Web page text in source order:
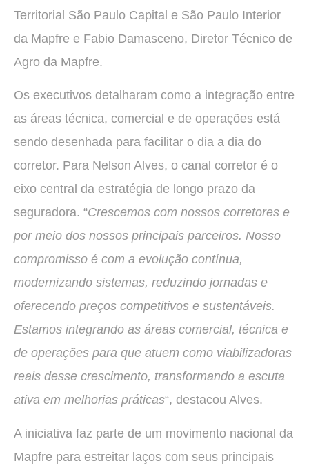
Territorial São Paulo Capital e São Paulo Interior
da Mapfre e Fabio Damasceno, Diretor Técnico de
Agro da Mapfre.
Os executivos detalharam como a integração entre
as áreas técnica, comercial e de operações está
sendo desenhada para facilitar o dia a dia do
corretor. Para Nelson Alves, o canal corretor é o
eixo central da estratégia de longo prazo da
seguradora. “Crescemos com nossos corretores e
por meio dos nossos principais parceiros. Nosso
compromisso é com a evolução contínua,
modernizando sistemas, reduzindo jornadas e
oferecendo preços competitivos e sustentáveis.
Estamos integrando as áreas comercial, técnica e
de operações para que atuem como viabilizadoras
reais desse crescimento, transformando a escuta
ativa em melhorias práticas“, destacou Alves.
A iniciativa faz parte de um movimento nacional da
Mapfre para estreitar laços com seus principais